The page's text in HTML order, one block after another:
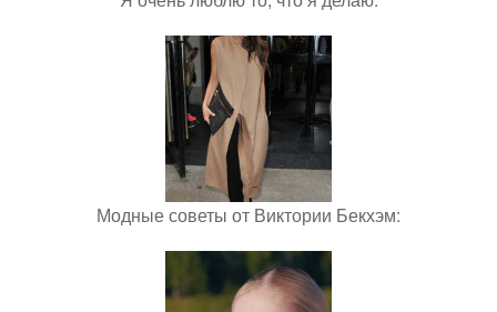
Модные советы от Виктории Бекхэм: